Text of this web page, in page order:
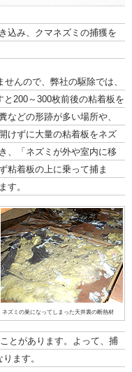
込み、クマネズミの捕獲を
んので、弊社の駆除では、
200～300枚前後の粘着板を
などの形跡が多い場所や、
けずに大量の粘着板をネズ
、「ネズミが外や室内に移
粘着板の上に乗って捕ま
す。
ネズミの巣になってしまった天井裏の断熱材
とがあります。よって、捕
ます。